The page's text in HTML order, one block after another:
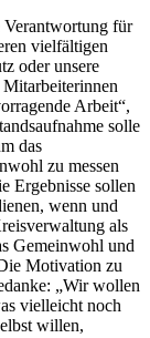
Verantwortung für
vielfältigen
oder unsere
Arbeit“,
solle
das
zu messen
Ergebnisse sollen
wenn und
als
Gemeinwohl und
Motivation zu
„Wir wollen
vielleicht noch
willen,